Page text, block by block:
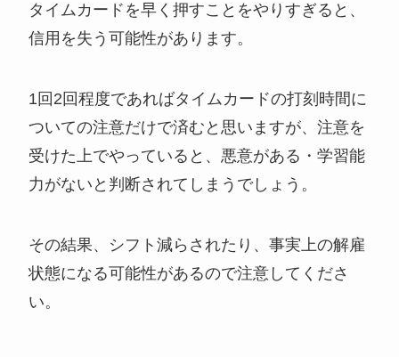
タイムカードを早く押すことをやりすぎると、
信用を失う可能性があります。
1回2回程度であればタイムカードの打刻時間に
ついての注意だけで済むと思いますが、注意を
受けた上でやっていると、悪意がある・学習能
力がないと判断されてしまうでしょう。
その結果、シフト減らされたり、事実上の解雇
状態になる可能性があるので注意してくださ
い。